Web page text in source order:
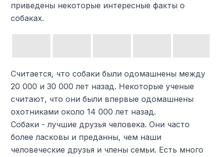
приведены некоторые интересные факты о
собаках.
Считается, что собаки были одомашнены между
20 000 и 30 000 лет назад. Некоторые ученые
считают, что они были впервые одомашнены
охотниками около 14 000 лет назад.
Собаки - лучшие друзья человека. Они часто
более ласковы и преданны, чем наши
человеческие друзья и члены семьи. Есть много